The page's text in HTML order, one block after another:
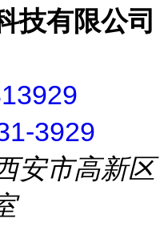
技有限公司
3929
安市高新区